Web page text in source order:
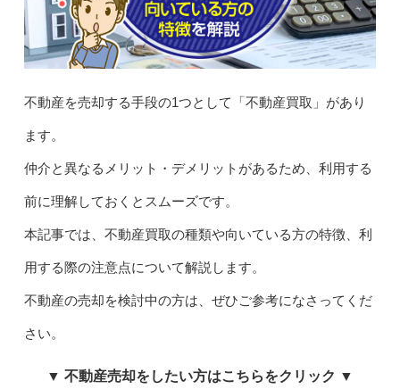
不動産を売却する手段の1つとして「不動産買取」があり
ます。
仲介と異なるメリット・デメリットがあるため、利用する
前に理解しておくとスムーズです。
本記事では、不動産買取の種類や向いている方の特徴、利
用する際の注意点について解説します。
不動産の売却を検討中の方は、ぜひご参考になさってくだ
さい。
▼ 不動産売却をしたい方はこちらをクリック ▼